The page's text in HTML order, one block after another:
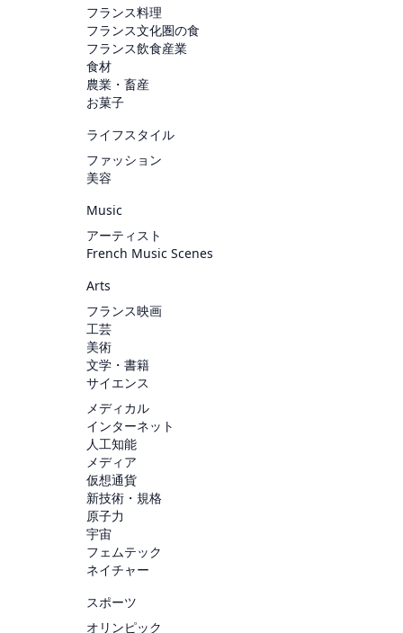
フランス料理
フランス文化圏の食
フランス飲食産業
食材
農業・畜産
お菓子
ライフスタイル
ファッション
美容
Music
アーティスト
French Music Scenes
Arts
フランス映画
工芸
美術
文学・書籍
サイエンス
メディカル
インターネット
人工知能
メディア
仮想通貨
新技術・規格
原子力
宇宙
フェムテック
ネイチャー
スポーツ
オリンピック